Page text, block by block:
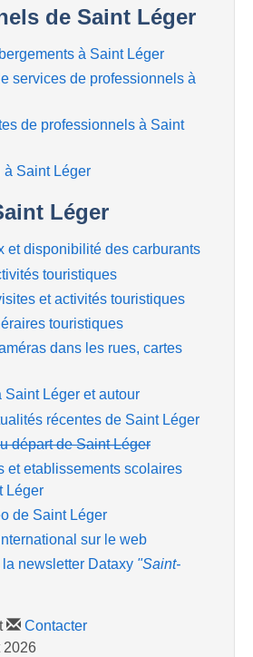
de Saint Léger
à Saint Léger
services de professionnels à
de professionnels à Saint
à Saint Léger
Léger
et disponibilité des carburants
touristiques
et activités touristiques
touristiques
dans les rues, cartes
Saint Léger et autour
récentes de Saint Léger
départ de Saint Léger
et etablissements scolaires
Léger
de Saint Léger
sur le web
newsletter Dataxy "Saint-
Contacter
2026